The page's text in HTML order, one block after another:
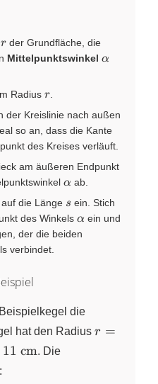
r
r der Grundfläche, die
Mittelpunktswinkel \alpha
α
Radius r
r.
der Kreislinie nach außen
so an, dass die Kante
des Kreises verläuft.
am äußeren Endpunkt
\alpha
α ab.
die Länge s
s ein. Stich
des Winkels \alpha
α ein und
der die beiden
verbindet.
die
hat den Radiusr =
11 cm. Die